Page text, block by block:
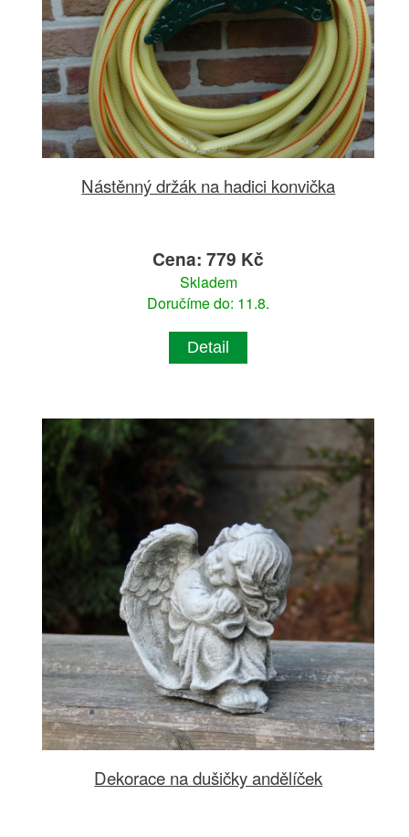
Nástěnný držák na hadici konvička
Cena: 779 Kč
Skladem
Doručíme do: 11.8.
Detail
Dekorace na dušičky andělíček